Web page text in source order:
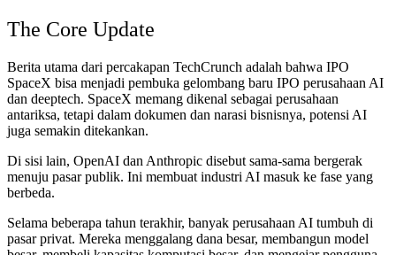
The Core Update
Berita utama dari percakapan TechCrunch adalah bahwa IPO
SpaceX bisa menjadi pembuka gelombang baru IPO perusahaan AI
dan deeptech. SpaceX memang dikenal sebagai perusahaan
antariksa, tetapi dalam dokumen dan narasi bisnisnya, potensi AI
juga semakin ditekankan.
Di sisi lain, OpenAI dan Anthropic disebut sama-sama bergerak
menuju pasar publik. Ini membuat industri AI masuk ke fase yang
berbeda.
Selama beberapa tahun terakhir, banyak perusahaan AI tumbuh di
pasar privat. Mereka menggalang dana besar, membangun model